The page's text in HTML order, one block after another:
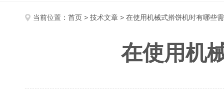
当前位置： 首页 > 技术文章 > 在使用机械式擀饼机时有哪些
在使用机